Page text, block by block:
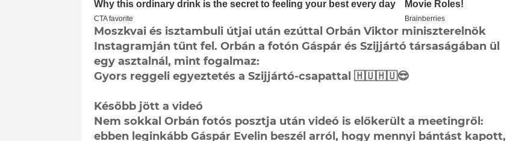
Moszkvai és isztambuli útjai után ezúttal Orbán Viktor miniszterelnök
Instagramján tűnt fel. Orbán a fotón Gáspár és Szijjártó társaságában ül
egy asztalnál, mint fogalmaz:
Gyors reggeli egyeztetés a Szijjártó-csapattal 🇭🇺🇭🇺😎
Később jött a videó
Nem sokkal Orbán fotós posztja után videó is előkerült a meetingről:
ebben leginkább Gáspár Evelin beszél arról, hogy mennyi bántást kapott,